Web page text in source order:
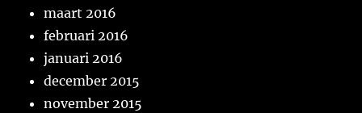
maart 2016
februari 2016
januari 2016
december 2015
november 2015